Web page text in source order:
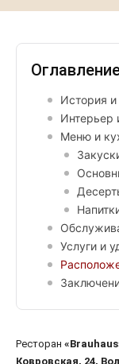
История
Интерьер
Меню и
Услуги и
Ресторан
Ковровская, 24,